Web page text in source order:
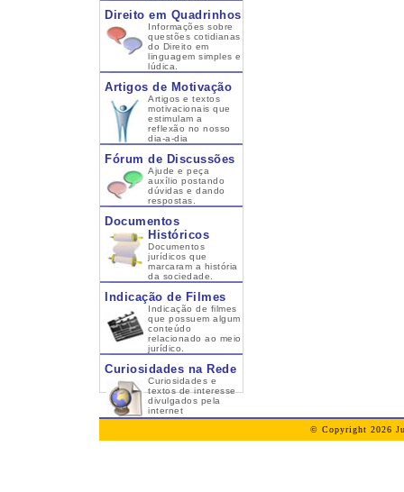
Direito em Quadrinhos
Informações sobre
questões cotidianas
do Direito em
linguagem simples e
lúdica.
Artigos de Motivação
Artigos e textos
motivacionais que
estimulam a
reflexão no nosso
dia-a-dia
Fórum de Discussões
Ajude e peça
auxílio postando
dúvidas e dando
respostas.
Documentos
Históricos
Documentos
jurídicos que
marcaram a história
da sociedade.
Indicação de Filmes
Indicação de filmes
que possuem algum
conteúdo
relacionado ao meio
jurídico.
Curiosidades na Rede
Curiosidades e
textos de interesse
divulgados pela
internet
© Copyright 2026